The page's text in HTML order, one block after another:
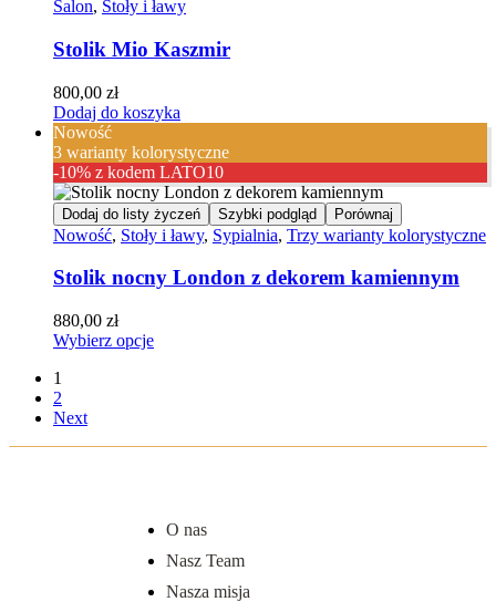
Salon, Stoły i ławy
Stolik Mio Kaszmir
800,00 zł
Dodaj do koszyka
Nowość
3 warianty kolorystyczne
-10% z kodem LATO10
Dodaj do listy życzeń Szybki podgląd Porównaj
Nowość, Stoły i ławy, Sypialnia, Trzy warianty kolorystyczne
Stolik nocny London z dekorem kamiennym
880,00 zł
Wybierz opcje
1
2
Next
O nas
Nasz Team
Nasza misja